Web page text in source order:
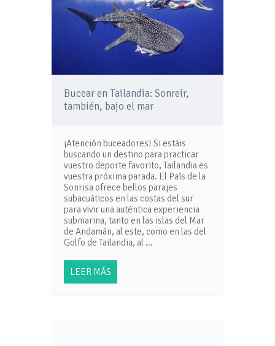
Bucear en Tailandia: Sonreír,
también, bajo el mar
¡Atención buceadores! Si estáis
buscando un destino para practicar
vuestro deporte favorito, Tailandia es
vuestra próxima parada. El País de la
Sonrisa ofrece bellos parajes
subacuáticos en las costas del sur
para vivir una auténtica experiencia
submarina, tanto en las islas del Mar
de Andamán, al este, como en las del
Golfo de Tailandia, al …
LEER MÁS